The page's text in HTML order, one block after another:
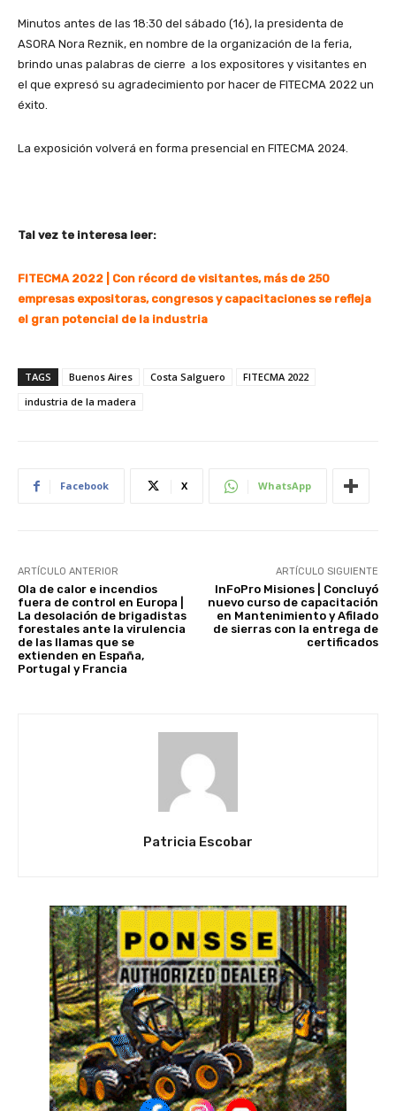
Minutos antes de las 18:30 del sábado (16), la presidenta de
ASORA Nora Reznik, en nombre de la organización de la feria,
brindo unas palabras de cierre a los expositores y visitantes en
el que expresó su agradecimiento por hacer de FITECMA 2022 un
éxito.
La exposición volverá en forma presencial en FITECMA 2024.
Tal vez te interesa leer:
FITECMA 2022 | Con récord de visitantes, más de 250
empresas expositoras, congresos y capacitaciones se refleja
el gran potencial de la industria
TAGS Buenos Aires Costa Salguero
FITECMA 2022
industria de la madera
Facebook X WhatsApp
ARTÍCULO ANTERIOR
Ola de calor e incendios
fuera de control en Europa |
La desolación de brigadistas
forestales ante la virulencia
de las llamas que se
extienden en España,
Portugal y Francia
ARTÍCULO SIGUIENTE
InFoPro Misiones | Concluyó
nuevo curso de capacitación
en Mantenimiento y Afilado
de sierras con la entrega de
certificados
Patricia Escobar